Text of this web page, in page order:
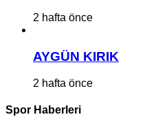
2 hafta önce
AYGÜN KIRIK
2 hafta önce
Spor Haberleri